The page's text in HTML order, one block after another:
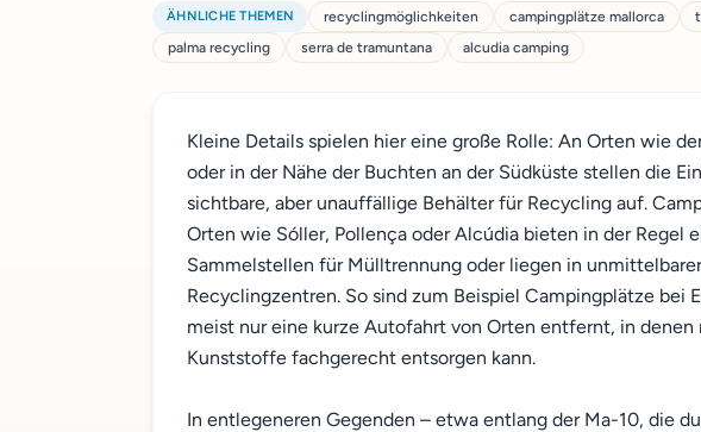
ÄHNLICHE THEMEN recyclingmöglichkeiten campingplätze mallorca
palma recycling
serra de tramuntana alcudia camping
Kleine Details spielen hier eine große Rolle: An Orten wie
oder in der Nähe der Buchten an der Südküste stellen die
sichtbare, aber unauffällige Behälter für Recycling auf.
Orten wie Sóller, Pollença oder Alcúdia bieten in der Regel
Sammelstellen für Mülltrennung oder liegen in
Recyclingzentren. So sind zum Beispiel Campingplätze bei
meist nur eine kurze Autofahrt von Orten entfernt, in denen
Kunststoffe fachgerecht entsorgen kann.
In entlegeneren Gegenden – etwa entlang der Ma-10, die